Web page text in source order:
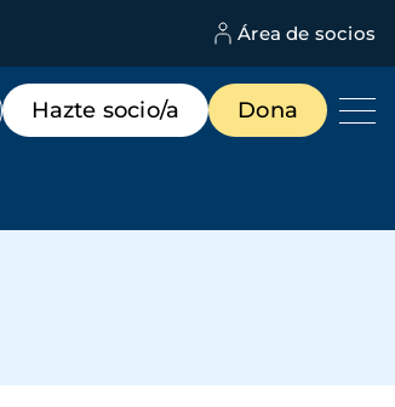
Área de socios
Menú
de
destacados
Hazte socio/a Dona